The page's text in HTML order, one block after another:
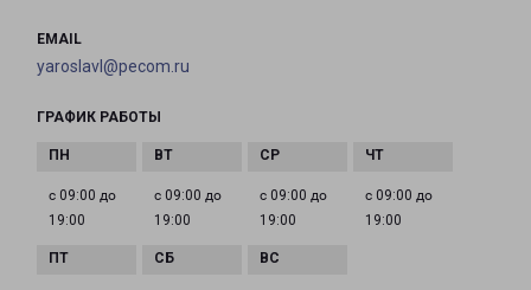
EMAIL
yaroslavl@pecom.ru
ГРАФИК РАБОТЫ
с 09:00 до
19:00
с 09:00 до
19:00
с 09:00 до
19:00
с 09:00 до
19:00